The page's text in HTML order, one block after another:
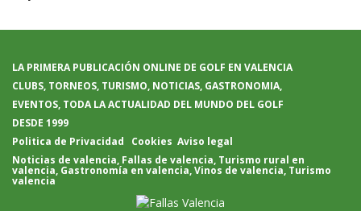
LA PRIMERA PUBLICACIÓN ONLINE DE GOLF EN VALENCIA
CLUBS, TORNEOS, TURISMO, NOTICIAS, GASTRONOMIA,
EVENTOS, TODA LA ACTUALIDAD DEL MUNDO DEL GOLF
DESDE 1999
Politica de Privacidad
Cookies Aviso legal
Noticias de valencia, Fallas de valencia, Turismo rural en
valencia, Gastronomía en valencia,Vinos de valencia, Turismo
valencia